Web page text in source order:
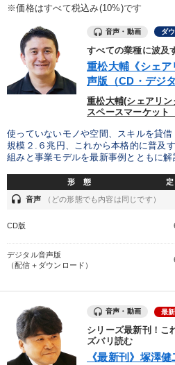
優秀各社の智恵と戦略 事業家の
若手異才経営者の発想
テーマ
歴史・古典に学ぶ実務講話
2025年春季全国経営者セミナー収録
経営戦略・経営実務
業種
※価格はすべて税込み(10%)です
音声・動画 ダ
すべての業種に波及
重松大輔《シェ
声版（CD・デジ
重松大輔(シェアリ
スペースマーケッ
使っていないモノや空間、スキルを貸
規模２.６兆円、これから本格的に普及
組みと事業モデルを最新事例とともに解
形 態
headset 音声 （どの形態でも内容は同じです）
CD版
デジタル音声版
（配信＋ダウンロード）
音声・動画 最
シリーズ最新刊！こ
ズバリ読む
《最新刊》塚澤